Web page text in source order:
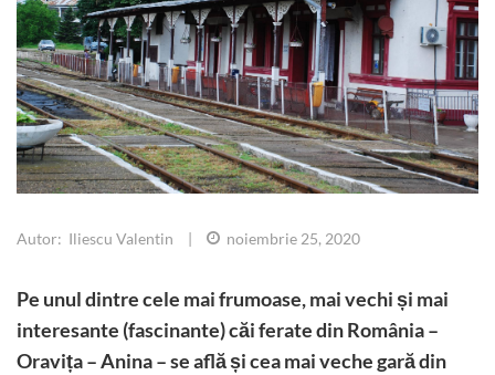
Autor: Iliescu Valentin | noiembrie 25, 2020
Pe unul dintre cele mai frumoase, mai vechi și mai
interesante (fascinante) căi ferate din România –
Oravița – Anina – se află și cea mai veche gară din